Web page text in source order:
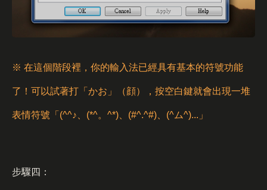
※ 在這個階段裡，你的輸入法已經具有基本的符號功能
了！可以試著打「かお」（顔），按空白鍵就會出現一堆
表情符號「(^^♪、(*^。^*)、(#^.^#)、(^ム^)...」
步驟四：